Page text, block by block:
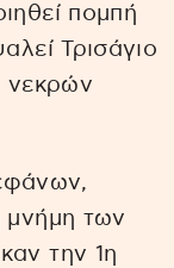
πομπή
Τρισάγιο
νεκρών
μνήμη των
την 1η